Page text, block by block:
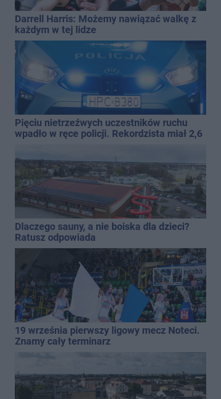
Darrell Harris: Możemy nawiązać walkę z
każdym w tej lidze
Pięciu nietrzeźwych uczestników ruchu
wpadło w ręce policji. Rekordzista miał 2,6
Dlaczego sauny, a nie boiska dla dzieci?
Ratusz odpowiada
19 września pierwszy ligowy mecz Noteci.
Znamy cały terminarz